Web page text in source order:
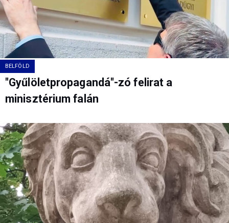
BELFÖLD
"Gyűlöletpropagandá"-zó felirat a
minisztérium falán